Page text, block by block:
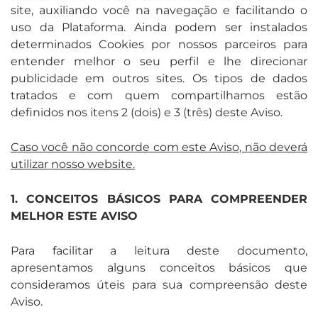
site, auxiliando você na navegação e facilitando o
uso da Plataforma. Ainda podem ser instalados
determinados Cookies por nossos parceiros para
entender melhor o seu perfil e lhe direcionar
publicidade em outros sites. Os tipos de dados
tratados e com quem compartilhamos estão
definidos nos itens 2 (dois) e 3 (três) deste Aviso.
Caso você não concorde com este Aviso, não deverá
utilizar nosso website.
1. CONCEITOS BÁSICOS PARA COMPREENDER
MELHOR ESTE AVISO
Para facilitar a leitura deste documento,
apresentamos alguns conceitos básicos que
consideramos úteis para sua compreensão deste
Aviso.